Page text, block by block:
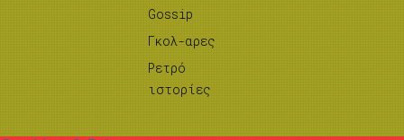
Gossip
Γκολ-αρες
Ρετρό
ιστορίες